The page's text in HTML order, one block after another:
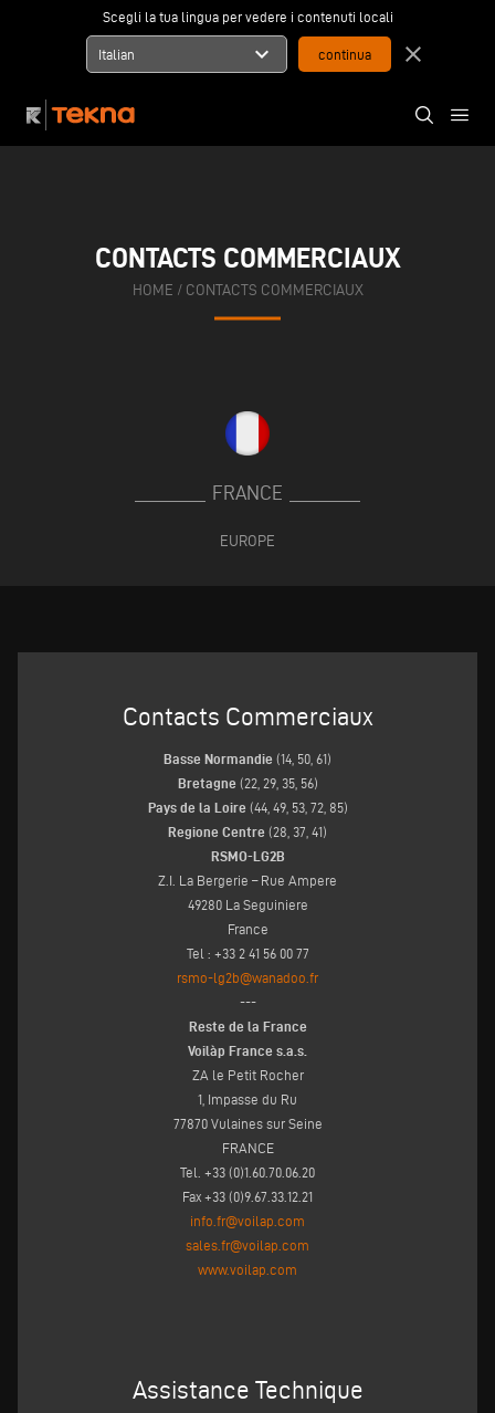
Scegli la tua lingua per vedere i contenuti locali
Italian expand_more close
CONTACTS COMMERCIAUX
HOME / CONTACTS COMMERCIAUX
FRANCE
EUROPE
Contacts Commerciaux
Basse Normandie (14, 50, 61)
Bretagne (22, 29, 35, 56)
Pays de la Loire (44, 49, 53, 72, 85)
Regione Centre (28, 37, 41)
RSMO-LG2B
Z.I. La Bergerie – Rue Ampere
49280 La Seguiniere
France
Tel : +33 2 41 56 00 77
rsmo-lg2b@wanadoo.fr
---
Reste de la France
Voilàp France s.a.s.
ZA le Petit Rocher
1, Impasse du Ru
77870 Vulaines sur Seine
FRANCE
Tel. +33 (0)1.60.70.06.20
Fax +33 (0)9.67.33.12.21
info.fr@voilap.com
sales.fr@voilap.com
www.voilap.com
Assistance Technique